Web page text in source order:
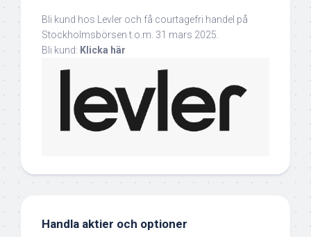
Bli kund hos Levler och få courtagefri handel på
Stockholmsbörsen t.o.m. 31 mars 2025.
Bli kund: Klicka här
Handla aktier och optioner